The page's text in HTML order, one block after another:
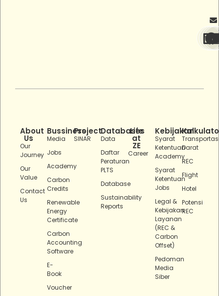
About
Us
Our
Journey
Our
Value
Contact
Us
Bussiness
Media
Jobs
Academy
Carbon
Credits
Renewable
Energy
Certificate
Carbon
Accounting
Software
E-
Book
Voucher
Project
SINAR
Databases
Data
Daftar
Peraturan
PLTS
Database
Sustainability
Reports
Life
at
ZE
Career
Kebijakan
Syarat
Ketentuan
Academy
Syarat
Ketentuan
Jobs
Legal &
Kebijakan
Layanan
(REC &
Carbon
Offset)
Pedoman
Media
Siber
Darat
REC
Flight
Hotel
Potensi
REC